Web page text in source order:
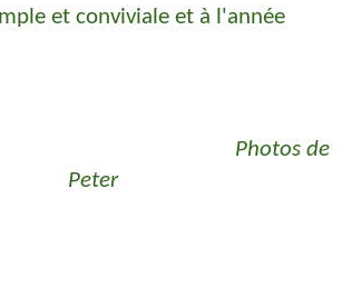
et conviviale et à l'année
de
Peter